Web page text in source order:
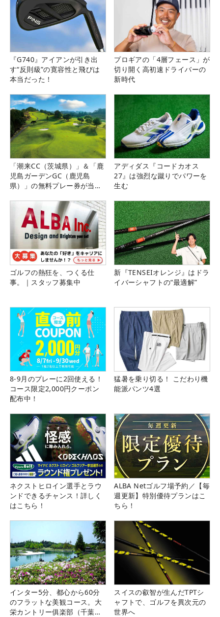
『G740』アイアンが引き出
す“反則級”の寛容性と飛びは
本当だった！
プロギアの「4層フェース」が
切り開く高初速ドライバーの
新時代
「潮来CC（茨城県）」＆「鹿
児島ガーデンGC（鹿児島
県）」の無料プレー券が当た
アディダス『コードカオス
27』は強烈な蹴りでパワーを
生む
ゴルフの熱狂を、つくる仕
事。｜スタッフ募集中
新『TENSEIオレンジ』はドラ
イバーシャフトの“最適解”
8-9月のプレーに2回使える！
コース限定2,000円クーポン
配布中！
猛暑を乗り切る！ こだわり機
能派パンツ4選
ネクストヒロイン選手とラウ
ンドできるチャンス！詳しく
はこちら！
ALBA Netゴルフ場予約／【毎
週更新】特別優待プランはこ
ちら！
インター5分、都心から60分
のフラットな美観コース。大
栄カントリー俱楽部（千葉
スイスの叡智が生んだTPTシ
ャフトで、ゴルフを異次元の
世界へ